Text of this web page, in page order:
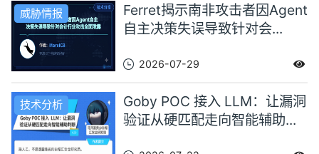
威胁情报
Ferret揭示南非攻击者因Agent
自主决策失误导致针对会...
2026-07-29
技术分析
Goby POC 接入 LLM：让漏洞
验证从硬匹配走向智能辅助...